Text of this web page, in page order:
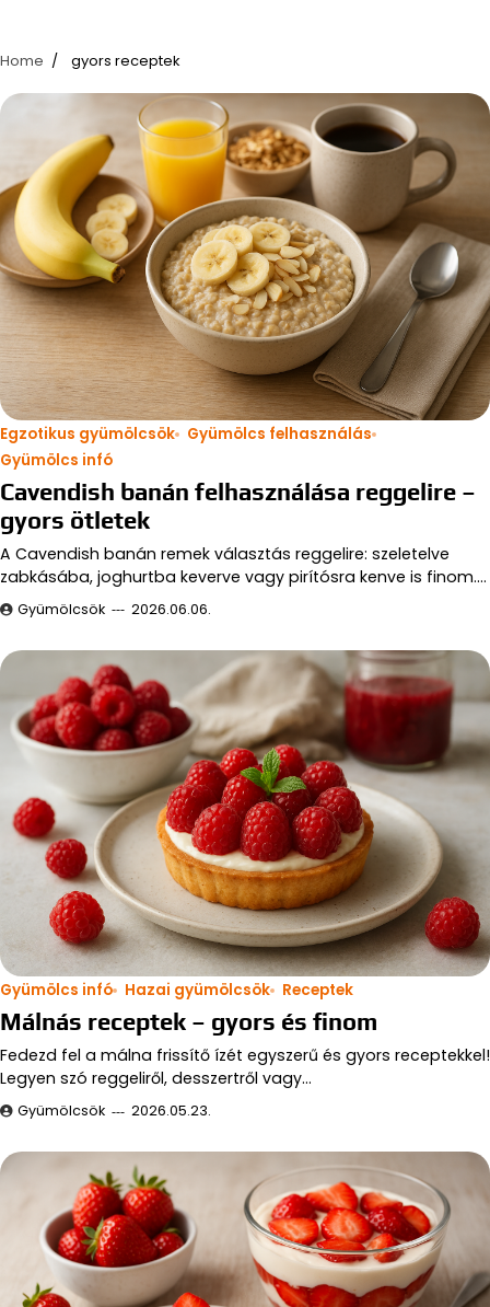
Home gyors receptek
Egzotikus gyümölcsök
Gyümölcs felhasználás
Gyümölcs infó
Cavendish banán felhasználása reggelire –
gyors ötletek
A Cavendish banán remek választás reggelire: szeletelve
zabkásába, joghurtba keverve vagy pirítósra kenve is finom.…
Gyümölcsök 2026.06.06.
Gyümölcs infó Hazai gyümölcsök Receptek
Málnás receptek – gyors és finom
Fedezd fel a málna frissítő ízét egyszerű és gyors receptekkel!
Legyen szó reggeliről, desszertről vagy…
Gyümölcsök 2026.05.23.